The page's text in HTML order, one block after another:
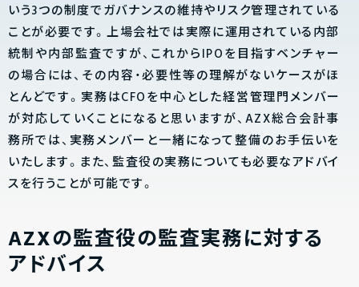
いう3つの制度でガバナンスの維持やリスク管理されている
ことが必要です。上場会社では実際に運用されている内部
統制や内部監査ですが、これからIPOを目指すベンチャー
の場合には、その内容・必要性等の理解がないケースがほ
とんどです。実務はCFOを中心とした経営管理門メンバー
が対応していくことになると思いますが、AZX総合会計事
務所では、実務メンバーと一緒になって整備のお手伝いを
いたします。また、監査役の実務についても必要なアドバイ
スを行うことが可能です。
AZXの監査役の監査実務に対する
アドバイス